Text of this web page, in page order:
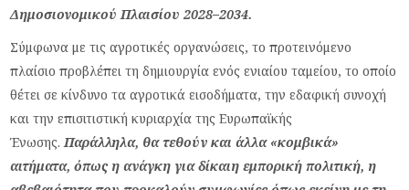
Δημοσιονομικού Πλαισίου 2028–2034.
Σύμφωνα με τις αγροτικές οργανώσεις, το προτεινόμενο
πλαίσιο προβλέπει τη δημιουργία ενός ενιαίου ταμείου, το οποίο
θέτει σε κίνδυνο τα αγροτικά εισοδήματα, την εδαφική συνοχή
και την επισιτιστική κυριαρχία της Ευρωπαϊκής
Ένωσης.Παράλληλα, θα τεθούν και άλλα «κομβικά»
αιτήματα, όπως η ανάγκη για δίκαιη εμπορική πολιτική, η